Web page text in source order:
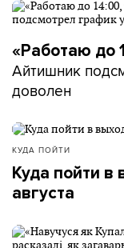
«Работаю до
Айтишник
доволен
КУДА ПОЙТИ
Куда пойти
августа